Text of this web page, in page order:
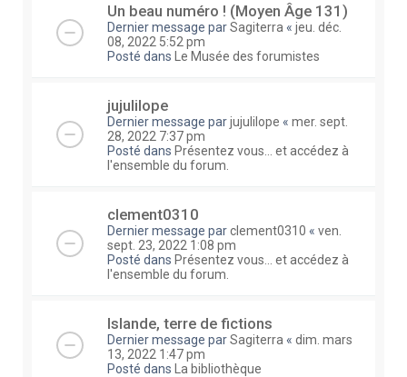
Un beau numéro ! (Moyen Âge 131)
Dernier message parSagiterra « jeu. déc.
08, 2022 5:52 pm
Posté dans
Le Musée des forumistes
jujulilope
Dernier message parjujulilope « mer. sept.
28, 2022 7:37 pm
Posté dans Présentez vous... et accédez à
l'ensemble du forum.
clement0310
Dernier message parclement0310 « ven.
sept. 23, 2022 1:08 pm
Posté dans Présentez vous... et accédez à
l'ensemble du forum.
Islande, terre de fictions
Dernier message parSagiterra « dim. mars
13, 2022 1:47 pm
Posté dans
La bibliothèque